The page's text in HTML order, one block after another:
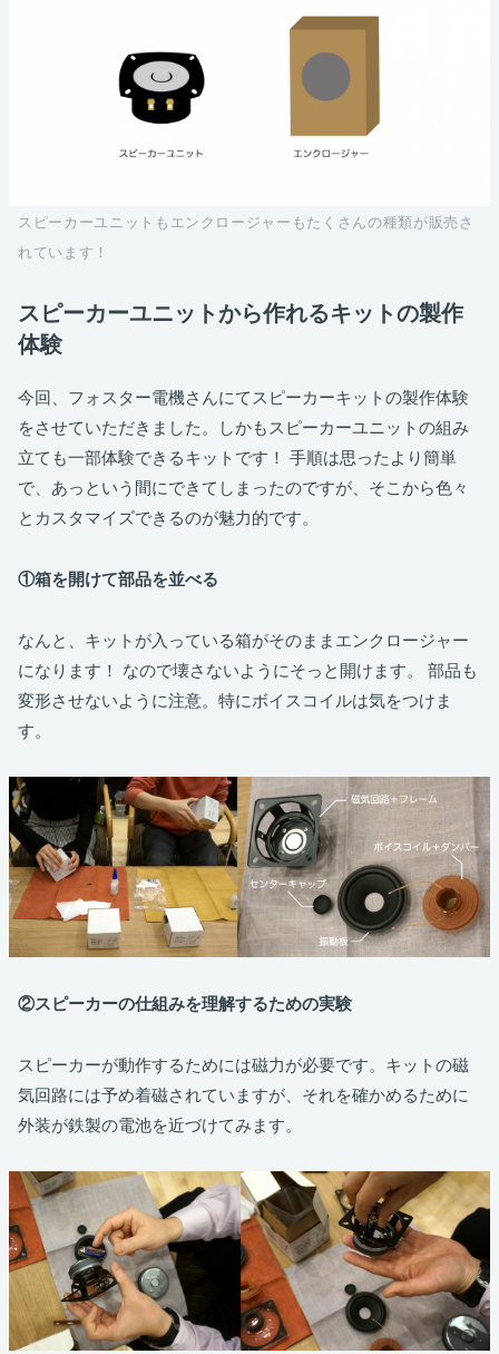
スピーカーユニットもエンクロージャーもたくさんの種類が販売さ
れています！
スピーカーユニットから作れるキットの製作
体験
今回、フォスター電機さんにてスピーカーキットの製作体験
をさせていただきました。しかもスピーカーユニットの組み
立ても一部体験できるキットです！ 手順は思ったより簡単
で、あっという間にできてしまったのですが、そこから色々
とカスタマイズできるのが魅力的です。
①箱を開けて部品を並べる
なんと、キットが入っている箱がそのままエンクロージャー
になります！ なので壊さないようにそっと開けます。 部品も
変形させないように注意。特にボイスコイルは気をつけま
す。
②スピーカーの仕組みを理解するための実験
スピーカーが動作するためには磁力が必要です。キットの磁
気回路には予め着磁されていますが、それを確かめるために
外装が鉄製の電池を近づけてみます。